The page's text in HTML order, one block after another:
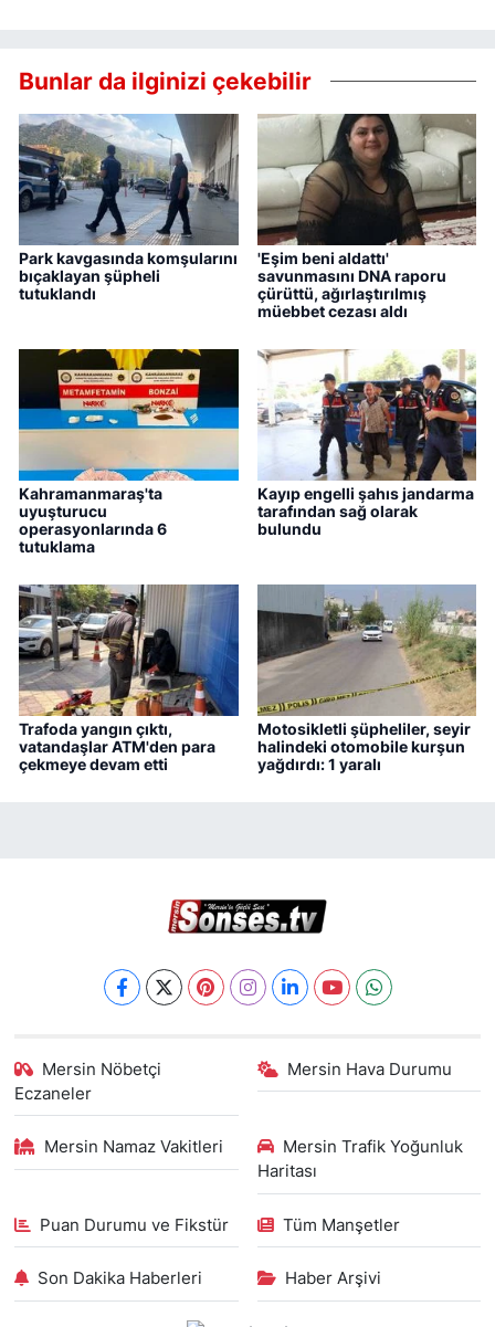
Bunlar da ilginizi çekebilir
Park kavgasında komşularını
bıçaklayan şüpheli
tutuklandı
'Eşim beni aldattı'
savunmasını DNA raporu
çürüttü, ağırlaştırılmış
müebbet cezası aldı
Kahramanmaraş'ta
uyuşturucu
operasyonlarında 6
tutuklama
Kayıp engelli şahıs jandarma
tarafından sağ olarak
bulundu
Trafoda yangın çıktı,
vatandaşlar ATM'den para
çekmeye devam etti
Motosikletli şüpheliler, seyir
halindeki otomobile kurşun
yağdırdı: 1 yaralı
Mersin Nöbetçi
Eczaneler
Mersin Hava Durumu
Mersin Namaz Vakitleri
Mersin Trafik Yoğunluk
Haritası
Puan Durumu ve Fikstür Tüm Manşetler
Son Dakika Haberleri Haber Arşivi